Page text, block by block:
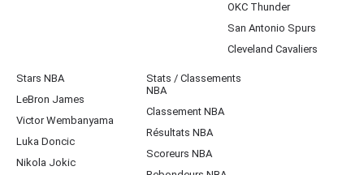
OKC Thunder
San Antonio Spurs
Cleveland Cavaliers
Stars NBA
LeBron James
Victor Wembanyama
Luka Doncic
Nikola Jokic
Stats / Classements
NBA
Classement NBA
Résultats NBA
Scoreurs NBA